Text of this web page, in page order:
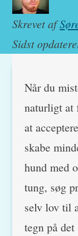
Skrevet af
Sidst
Når du
naturligt at
at
skabe
hund med
tung, søg
selv lov til
tegn på